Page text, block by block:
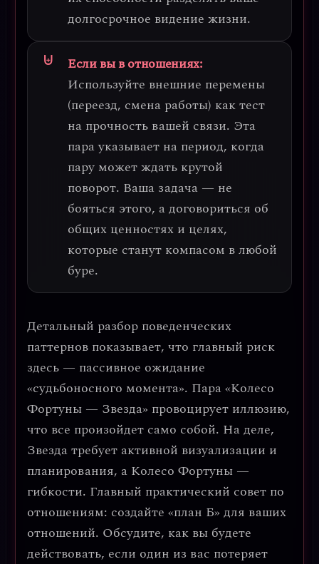
долгосрочное видение жизни.
Если вы в отношениях:
Используйте внешние перемены
(переезд, смена работы) как тест
на прочность вашей связи. Эта
пара указывает на период, когда
пару может ждать крутой
поворот. Ваша задача — не
бояться этого, а договориться об
общих ценностях и целях,
которые станут компасом в любой
буре.
Детальный разбор поведенческих
паттернов показывает, что главный риск
здесь — пассивное ожидание
«судьбоносного момента». Пара «Колесо
Фортуны — Звезда» провоцирует иллюзию,
что все произойдет само собой. На деле,
Звезда требует активной визуализации и
планирования, а Колесо Фортуны —
гибкости. Главный практический совет по
отношениям: создайте «план Б» для ваших
отношений. Обсудите, как вы будете
действовать, если один из вас потеряет